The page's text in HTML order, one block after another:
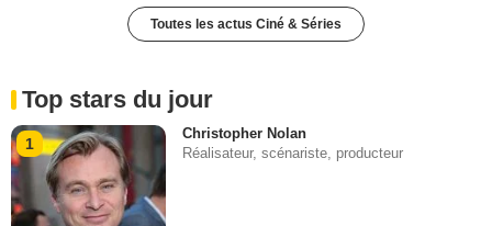
Toutes les actus Ciné & Séries
Top stars du jour
1
Christopher Nolan
Réalisateur, scénariste, producteur